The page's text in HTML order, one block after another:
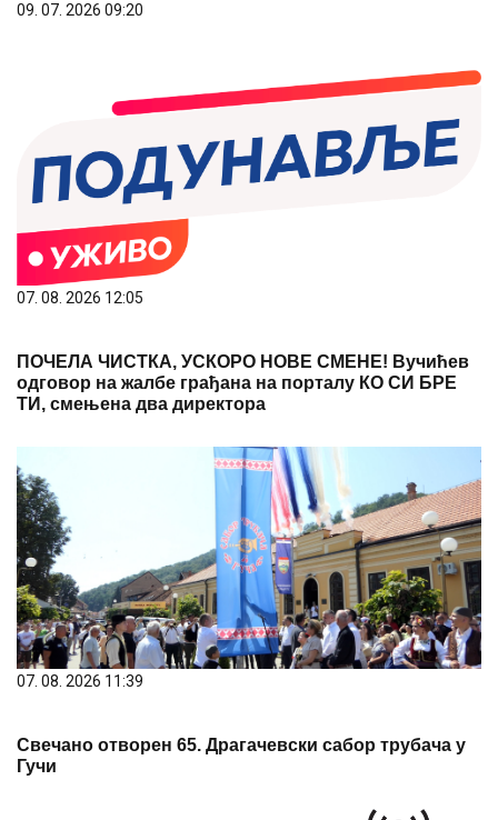
09. 07. 2026 09:20
07. 08. 2026 12:05
ПОЧЕЛА ЧИСТКА, УСКОРО НОВЕ СМЕНЕ! Вучићев
одговор на жалбе грађана на порталу КО СИ БРЕ
ТИ, смењена два директора
07. 08. 2026 11:39
Свечано отворен 65. Драгачевски сабор трубача у
Гучи